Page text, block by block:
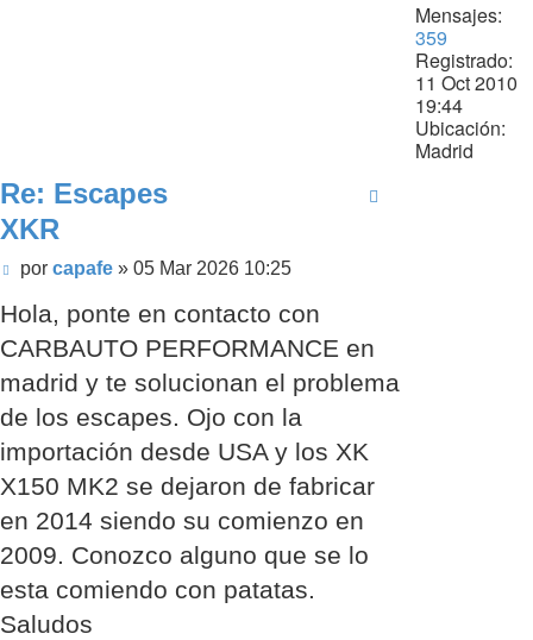
Mensajes:
359
Registrado:
11 Oct 2010
19:44
Ubicación:
Madrid
Re: Escapes
XKR
Mensaje
leer
por capafe» 05 Mar 2026 10:25
Hola, ponte en contacto con
CARBAUTO PERFORMANCE en
madrid y te solucionan el problema
de los escapes. Ojo con la
importación desde USA y los XK
X150 MK2 se dejaron de fabricar
en 2014 siendo su comienzo en
2009. Conozco alguno que se lo
esta comiendo con patatas.
Saludos